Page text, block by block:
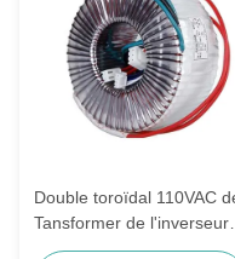
Double toroïdal 110VAC
Tansformer de l'inverseur
150VA/convertisseur à